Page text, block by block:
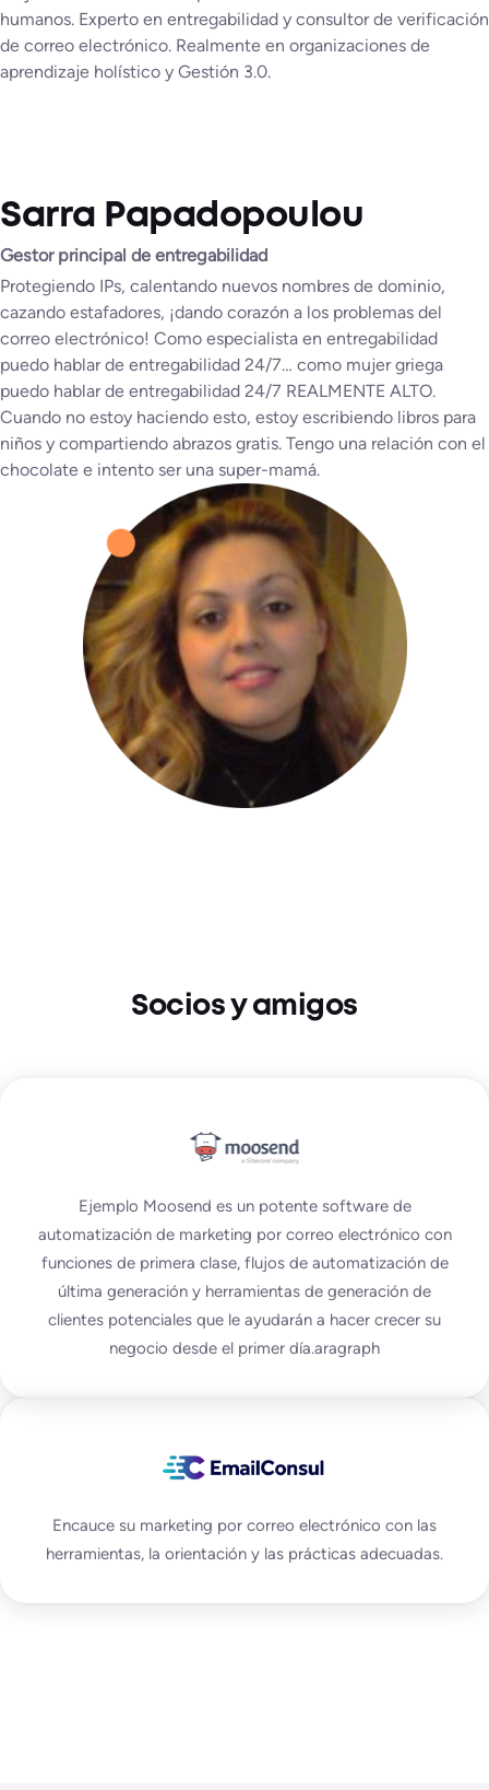
humanos. Experto en entregabilidad y consultor de verificación
de correo electrónico. Realmente en organizaciones de
aprendizaje holístico y Gestión 3.0.
Sarra Papadopoulou
Gestor principal de entregabilidad
Protegiendo IPs, calentando nuevos nombres de dominio,
cazando estafadores, ¡dando corazón a los problemas del
correo electrónico! Como especialista en entregabilidad
puedo hablar de entregabilidad 24/7… como mujer griega
puedo hablar de entregabilidad 24/7 REALMENTE ALTO.
Cuando no estoy haciendo esto, estoy escribiendo libros para
niños y compartiendo abrazos gratis. Tengo una relación con el
chocolate e intento ser una super-mamá.
Socios y amigos
Ejemplo Moosend es un potente software de
automatización de marketing por correo electrónico con
funciones de primera clase, flujos de automatización de
última generación y herramientas de generación de
clientes potenciales que le ayudarán a hacer crecer su
negocio desde el primer día.aragraph
Encauce su marketing por correo electrónico con las
herramientas, la orientación y las prácticas adecuadas.